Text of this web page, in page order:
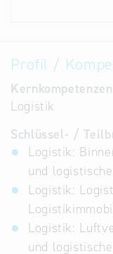
Profil /
Kernkompetenzen
Logistik
Schlüssel- /
Logistik:
und
Logistik:
Logistik:
und